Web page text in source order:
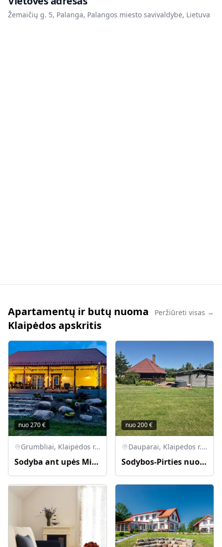
Žemaičių g. 5, Palanga, Palangos miesto savivaldybė, Lietuva
Apartamentų ir butų nuoma
Klaipėdos apskritis
Peržiūrėti visas →
nuo270€
Grumbliai, Klaipėdos r. sav., Lietuva
Sodyba ant upės Minijos kranto
nuo200€
Dauparai, Klaipėdos r. sav., Lietuva
Sodybos-Pirties nuoma. Galima su kubilu bei nakvynę